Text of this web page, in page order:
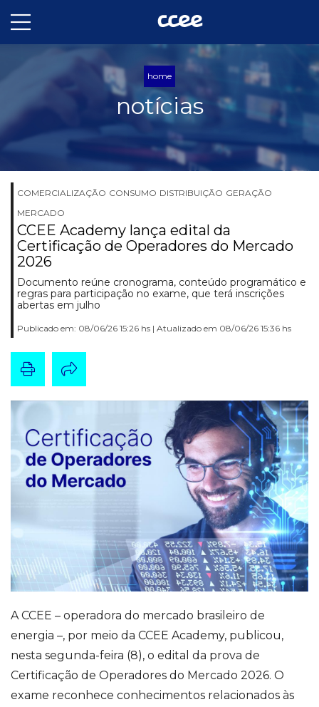
home
notícias
COMERCIALIZAÇÃO CONSUMO DISTRIBUIÇÃO GERAÇÃO
MERCADO
CCEE Academy lança edital da
Certificação de Operadores do Mercado
2026
Documento reúne cronograma, conteúdo programático e
regras para participação no exame, que terá inscrições
abertas em julho
Publicado em: 08/06/26 15:26 hs | Atualizado em 08/06/26 15:36 hs
A CCEE – operadora do mercado brasileiro de
energia –, por meio da CCEE Academy, publicou,
nesta segunda-feira (8), o edital da prova de
Certificação de Operadores do Mercado 2026. O
exame reconhece conhecimentos relacionados às